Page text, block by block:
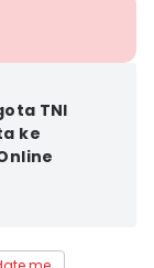
TNI
ke